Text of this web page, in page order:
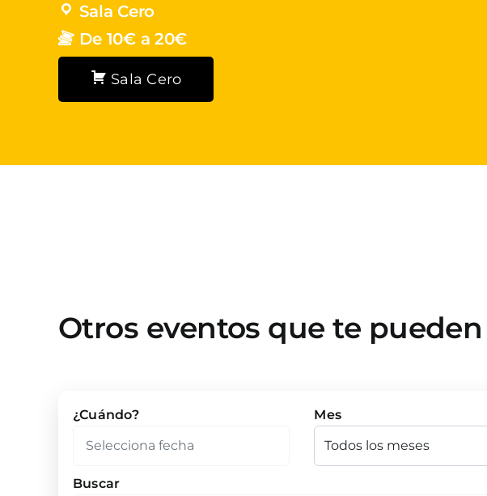
Sala Cero
De 10€ a 20€
Sala Cero
Otros eventos que te
¿Cuándo? Mes
Buscar